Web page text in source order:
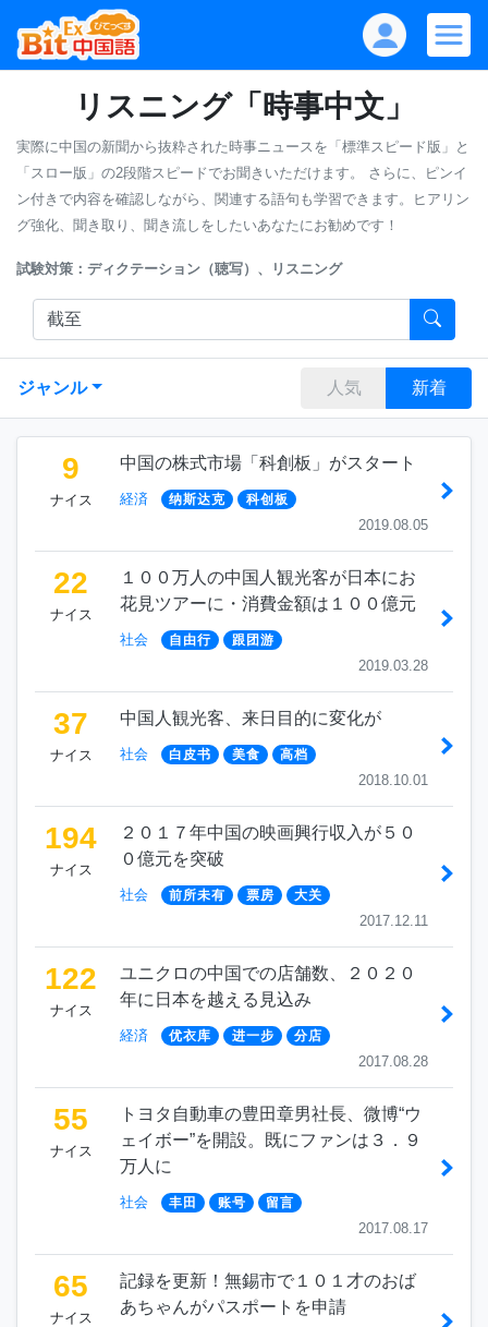
リスニング「時事中文」
実際に中国の新聞から抜粋された時事ニュースを「標準スピード版」と
「スロー版」の2段階スピードでお聞きいただけます。
さらに、ピンイ
ン付きで内容を確認しながら、関連する語句も学習できます。ヒアリン
グ強化、聞き取り、聞き流しをしたいあなたにお勧めです！
試験対策：ディクテーション（聴写）、リスニング
ジャンル 人気 新着
9
ナイス
中国の株式市場「科創板」がスタート
経済 纳斯达克 科创板
2019.08.05
22
ナイス
１００万人の中国人観光客が日本にお
花見ツアーに・消費金額は１００億元
社会 自由行 跟团游
2019.03.28
37
ナイス
中国人観光客、来日目的に変化が
社会 白皮书 美食 高档
2018.10.01
194
ナイス
２０１７年中国の映画興行収入が５０
０億元を突破
社会 前所未有 票房 大关
2017.12.11
122
ナイス
ユニクロの中国での店舗数、２０２０
年に日本を越える見込み
経済 优衣库 进一步 分店
2017.08.28
55
ナイス
トヨタ自動車の豊田章男社長、微博“ウ
ェイボー”を開設。既にファンは３．９
万人に
社会 丰田 账号 留言
2017.08.17
65
ナイス
記録を更新！無錫市で１０１才のおば
あちゃんがパスポートを申請